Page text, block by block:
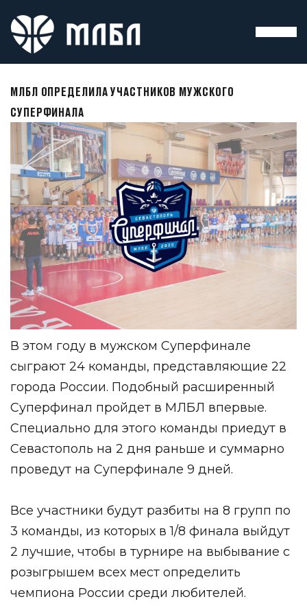
МЛБЛ ОПРЕДЕЛИЛА УЧАСТНИКОВ МУЖСКОГО
СУПЕРФИНАЛА
В этом году в мужском Суперфинале
сыграют 24 команды, представляющие 22
города России. Подобный расширенный
Суперфинал пройдет в МЛБЛ впервые.
Специально для этого команды приедут в
Севастополь на 2 дня раньше и суммарно
проведут на Суперфинале 9 дней.
Все участники будут разбиты на 8 групп по
3 команды, из которых в 1/8 финала выйдут
2 лучшие, чтобы в турнире на выбывание с
розыгрышем всех мест определить
чемпиона России среди любителей.